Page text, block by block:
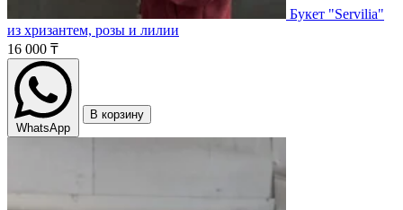
Букет "Servilia"
из хризантем, розы и лилии
16 000 ₸
WhatsApp
В корзину